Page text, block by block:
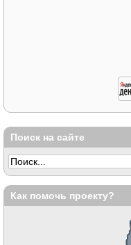
Поиск на сайте
Как помочь проекту?